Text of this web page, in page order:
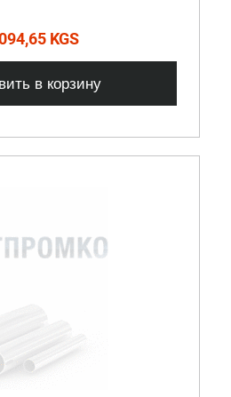
KGS
в корзину